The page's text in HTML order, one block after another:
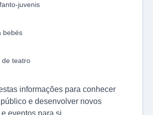
juvenis
bebés
de teatro
informações para conhecer
e desenvolver novos
eventos para si.